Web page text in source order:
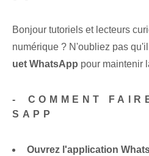
Bonjour tutoriels et lecteurs
‌numérique‌ ? N'oubliez pas
uet ⁢WhatsApp pour⁤ maintenir⁤
-⁢ COMMENT
SAPP
Ouvrez l'application